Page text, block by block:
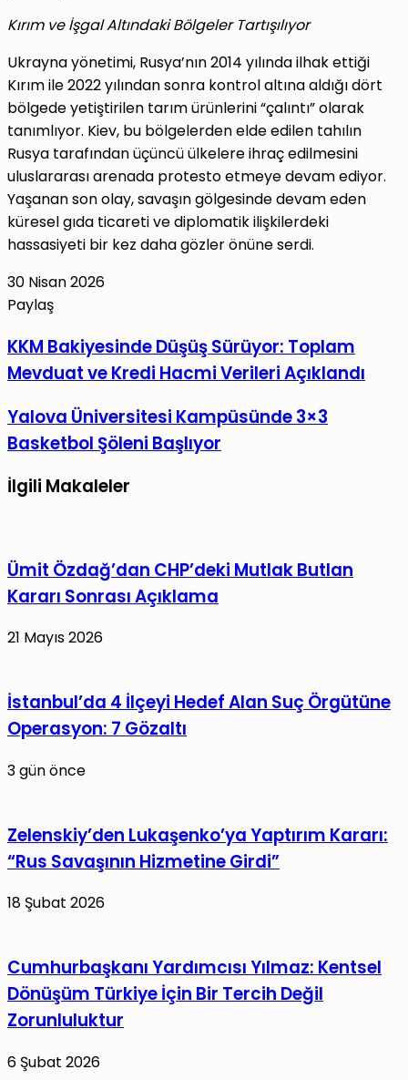
Kırım ve İşgal Altındaki Bölgeler Tartışılıyor
Ukrayna yönetimi, Rusya’nın 2014 yılında ilhak ettiği
Kırım ile 2022 yılından sonra kontrol altına aldığı dört
bölgede yetiştirilen tarım ürünlerini “çalıntı” olarak
tanımlıyor. Kiev, bu bölgelerden elde edilen tahılın
Rusya tarafından üçüncü ülkelere ihraç edilmesini
uluslararası arenada protesto etmeye devam ediyor.
Yaşanan son olay, savaşın gölgesinde devam eden
küresel gıda ticareti ve diplomatik ilişkilerdeki
hassasiyeti bir kez daha gözler önüne serdi.
30 Nisan 2026
Paylaş
Posta
ile
KKM
Bakiyesinde
Sürüyor:
Toplam
Mevduat
ve
Kredi
Açıklandı
KKM Bakiyesinde Düşüş Sürüyor: Toplam
Mevduat ve Kredi Hacmi Verileri Açıklandı
Yalova
Üniversitesi
3×3
Yalova Üniversitesi Kampüsünde 3×3
Basketbol Şöleni Başlıyor
İlgili Makaleler
Ümit Özdağ’dan CHP’deki Mutlak Butlan
Kararı Sonrası Açıklama
21 Mayıs 2026
İstanbul’da 4 İlçeyi Hedef Alan Suç Örgütüne
Operasyon: 7 Gözaltı
3 gün önce
Zelenskiy’den Lukaşenko’ya Yaptırım Kararı:
“Rus Savaşının Hizmetine Girdi”
18 Şubat 2026
Cumhurbaşkanı Yardımcısı Yılmaz: Kentsel
Dönüşüm Türkiye İçin Bir Tercih Değil
Zorunluluktur
6 Şubat 2026